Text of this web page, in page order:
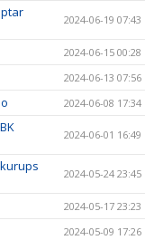
2024-06-19 07:43
2024-06-15 00:28
2024-06-13 07:56
2024-06-08 17:34
2024-06-01 16:49
2024-05-24 23:45
2024-05-17 23:23
2024-05-09 17:26